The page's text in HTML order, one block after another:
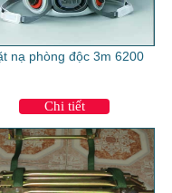
nạ phòng độc 3m 6200
Chi tiết